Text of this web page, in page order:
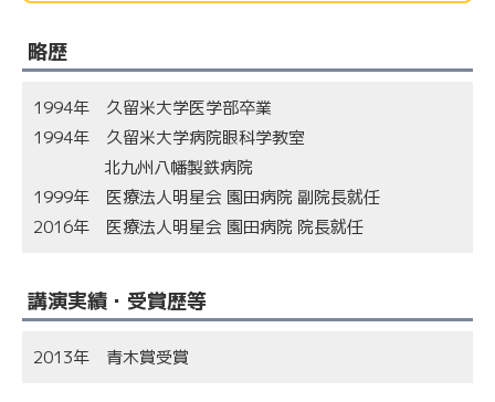
略歴
1994年 久留米大学医学部卒業
1994年 久留米大学病院眼科学教室
北九州八幡製鉄病院
1999年 医療法人明星会 園田病院 副院長就任
2016年 医療法人明星会 園田病院 院長就任
講演実績・受賞歴等
2013年 青木賞受賞